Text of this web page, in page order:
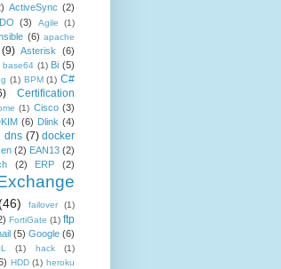
ActiveSync (2)
(3) Agile (1)
(6) apache
(9) Asterisk (6)
base64 (1) Bi (5)
(1) BPM (1) C#
Certification
(1) Cisco (3)
(6) Dlink (4)
dns (7) docker
(2) EAN13 (2)
(2) ERP
(2)
failover
(1)
FortiGate (1) ftp
(5) Google (6)
(1) hack
(1)
HDD (1) heroku